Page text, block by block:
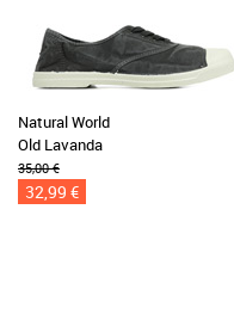
Natural World
Old Lavanda
35,00 €
32,99 €